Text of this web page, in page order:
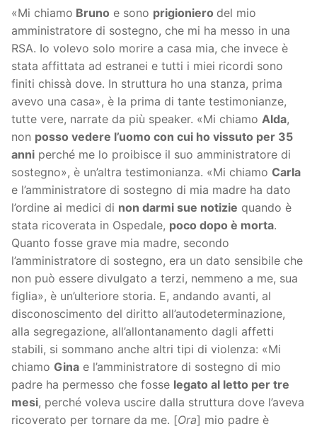
«Mi chiamo Bruno e sono prigioniero del mio
amministratore di sostegno, che mi ha messo in una
RSA. Io volevo solo morire a casa mia, che invece è
stata affittata ad estranei e tutti i miei ricordi sono
finiti chissà dove. In struttura ho una stanza, prima
avevo una casa», è la prima di tante testimonianze,
tutte vere, narrate da più speaker. «Mi chiamo Alda,
non posso vedere l’uomo con cui ho vissuto per 35
anni perché me lo proibisce il suo amministratore di
sostegno», è un’altra testimonianza. «Mi chiamo Carla
e l’amministratore di sostegno di mia madre ha dato
l’ordine ai medici di non darmi sue notizie quando è
stata ricoverata in Ospedale, poco dopo è morta.
Quanto fosse grave mia madre, secondo
l’amministratore di sostegno, era un dato sensibile che
non può essere divulgato a terzi, nemmeno a me, sua
figlia», è un’ulteriore storia. E, andando avanti, al
disconoscimento del diritto all’autodeterminazione,
alla segregazione, all’allontanamento dagli affetti
stabili, si sommano anche altri tipi di violenza: «Mi
chiamo Gina e l’amministratore di sostegno di mio
padre ha permesso che fosse legato al letto per tre
mesi, perché voleva uscire dalla struttura dove l’aveva
ricoverato per tornare da me. [Ora] mio padre è